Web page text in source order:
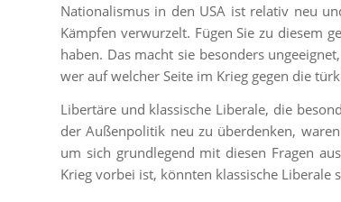
Nationalismus in den USA ist relativ neu
Kämpfen verwurzelt. Fügen Sie zu diesem
haben. Das macht sie besonders
wer auf welcher Seite im Krieg gegen die
Libertäre und klassische Liberale, die
der Außenpolitik neu zu überdenken,
um sich grundlegend mit diesen Fragen
Krieg vorbei ist, könnten klassische